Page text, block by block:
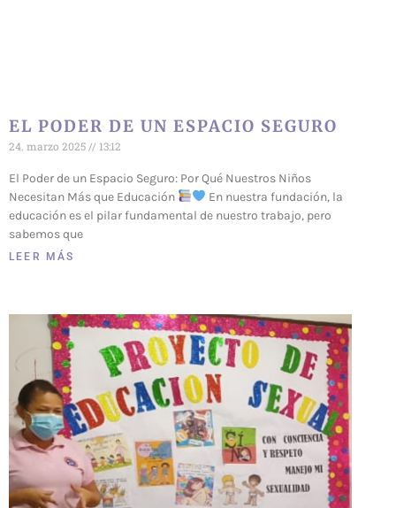
EL PODER DE UN ESPACIO SEGURO
24. marzo 2025 13:12
El Poder de un Espacio Seguro: Por Qué Nuestros Niños
Necesitan Más que Educación
En nuestra fundación, la
educación es el pilar fundamental de nuestro trabajo, pero
sabemos que
LEER MÁS